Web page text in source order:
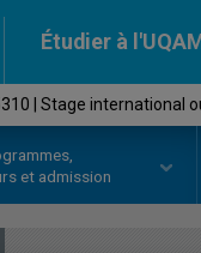
Étudier à
| Stage international
et admission